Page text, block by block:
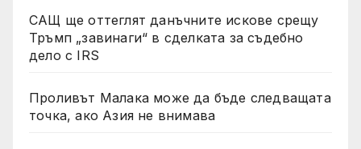
САЩ ще оттеглят данъчните искове срещу
Тръмп „завинаги“ в сделката за съдебно
дело с IRS
Проливът Малака може да бъде следващата
точка, ако Азия не внимава